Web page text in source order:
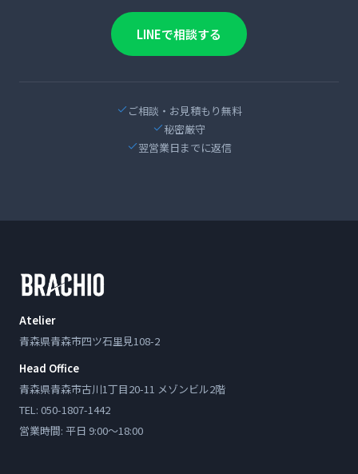
LINEで相談する
ご相談・お見積もり無料
秘密厳守
翌営業日までに返信
Atelier
青森県青森市四ツ石里見108-2
Head Office
青森県青森市古川1丁目20-11 メゾンビル2階
TEL: 050-1807-1442
営業時間: 平日 9:00〜18:00